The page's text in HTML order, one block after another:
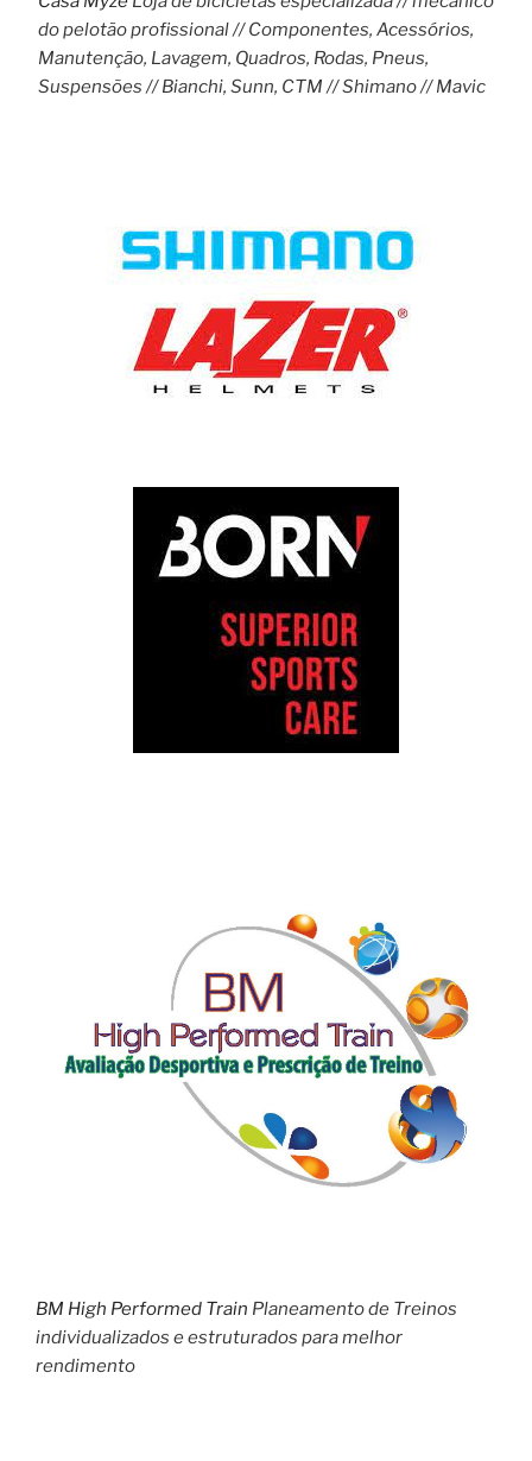
do pelotão profissional // Componentes, Acessórios,
Manutenção, Lavagem, Quadros, Rodas, Pneus,
Suspensões // Bianchi, Sunn, CTM // Shimano // Mavic
BM High Performed Train Planeamento de Treinos
individualizados e estruturados para melhor
rendimento